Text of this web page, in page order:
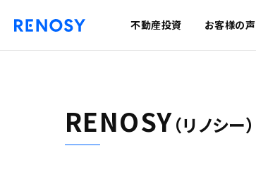
不動産投資 お客様の声
RENOSY（リノシー）